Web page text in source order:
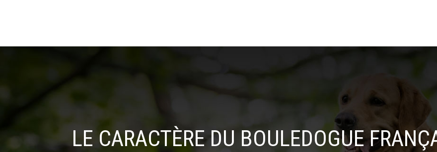
LE CARACTÈRE DU BOULEDOGUE